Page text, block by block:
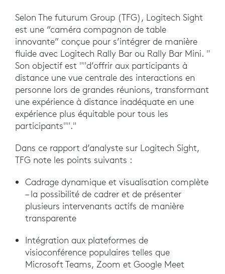
Selon The futurum Group (TFG), Logitech Sight
est une “caméra compagnon de table
innovante” conçue pour s’intégrer de manière
fluide avec Logitech Rally Bar ou Rally Bar Mini. "
Son objectif est ""d’offrir aux participants à
distance une vue centrale des interactions en
personne lors de grandes réunions, transformant
une expérience à distance inadéquate en une
expérience plus équitable pour tous les
participants""."
Dans ce rapport d’analyste sur Logitech Sight,
TFG note les points suivants :
Cadrage dynamique et visualisation complète
– la possibilité de cadrer et de présenter
plusieurs intervenants actifs de manière
transparente
Intégration aux plateformes de
visioconférence populaires telles que
Microsoft Teams, Zoom et Google Meet